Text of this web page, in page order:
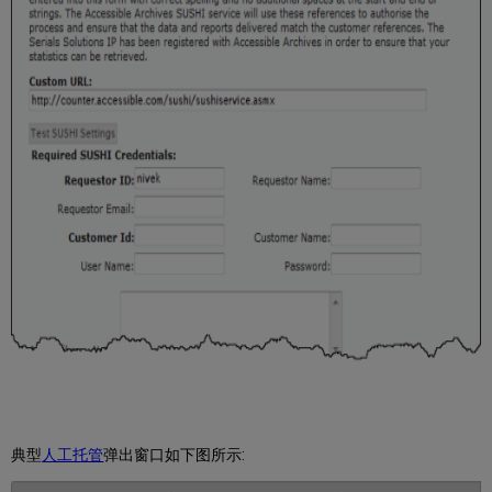
典型人工托管弹出窗口如下图所示: